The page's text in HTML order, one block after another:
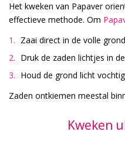
Het kweken van Papaver
effectieve methode. Om
Zaai direct in de volle grond
Druk de zaden lichtjes in
Houd de grond licht
Zaden ontkiemen meestal
Kweken